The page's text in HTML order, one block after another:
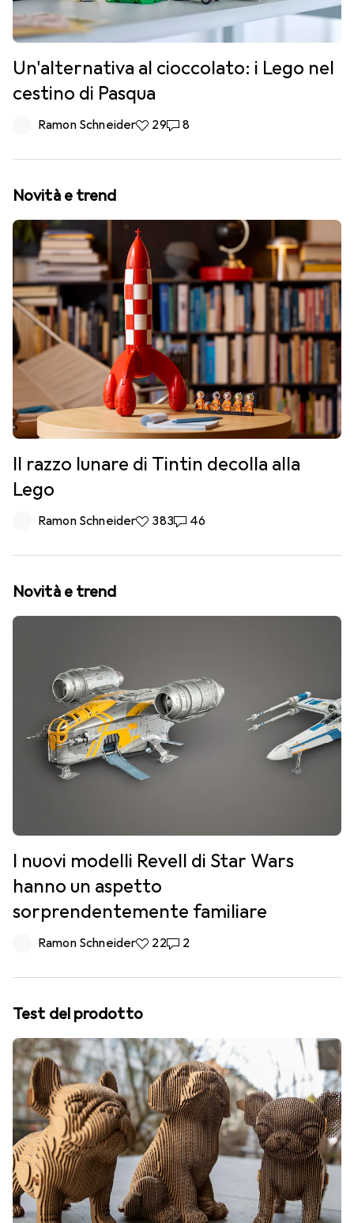
Un'alternativa al cioccolato: i Lego nel
cestino di Pasqua
Ramon Schneider29 like
298 commenti
8
Novità e trend
Il razzo lunare di Tintin decolla alla
Lego
Ramon Schneider383 like
38346 commenti
46
Novità e trend
I nuovi modelli Revell di Star Wars
hanno un aspetto
sorprendentemente familiare
Ramon Schneider22 like
222 commenti
2
Test del prodotto